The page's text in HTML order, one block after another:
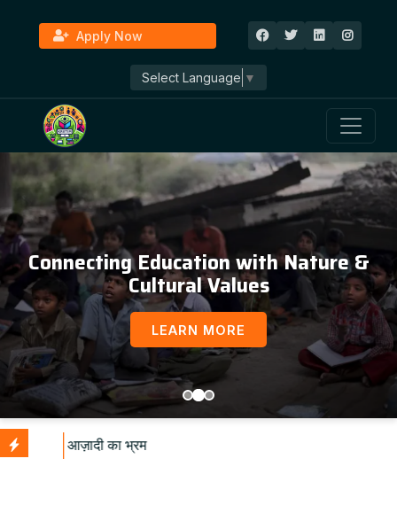
Apply Now
Select Language ▼
Connecting Education with Nature &
Cultural Values
LEARN MORE